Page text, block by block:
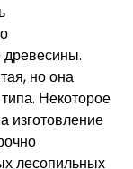
древесины.
но она
Некоторое
изготовление
лесопильных